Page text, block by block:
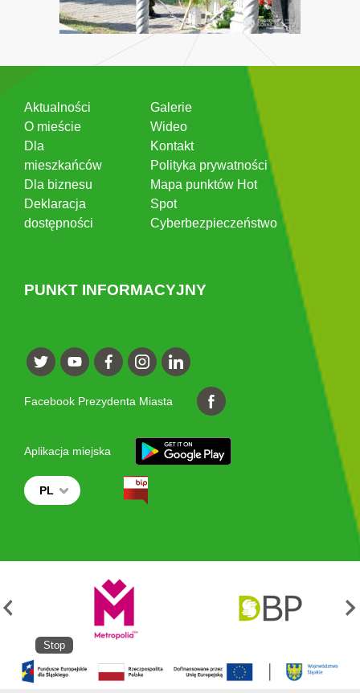
Aktualności
O mieście
Dla
mieszkańców
Dla biznesu
Deklaracja
dostępności
Galerie
Wideo
Kontakt
Polityka prywatności
Mapa punktów Hot
Spot
Cyberbezpieczeństwo
PUNKT INFORMACYJNY
Facebook Prezydenta Miasta
Aplikacja miejska
PL
Stop